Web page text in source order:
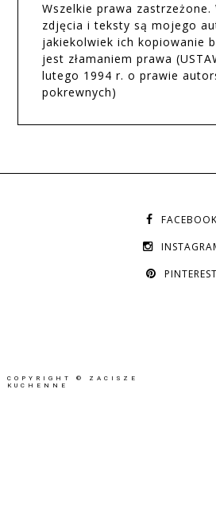
Wszelkie prawa zastrzeżone.
zdjęcia i teksty są mojego
jakiekolwiek ich kopiowanie
jest złamaniem prawa
lutego 1994 r. o prawie
pokrewnych)
FACEBOOK
PINTEREST
COPYRIGHT ©
ZACISZE
KUCHENNE